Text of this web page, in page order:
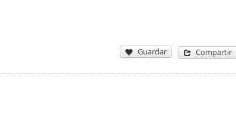
Guardar Compartir